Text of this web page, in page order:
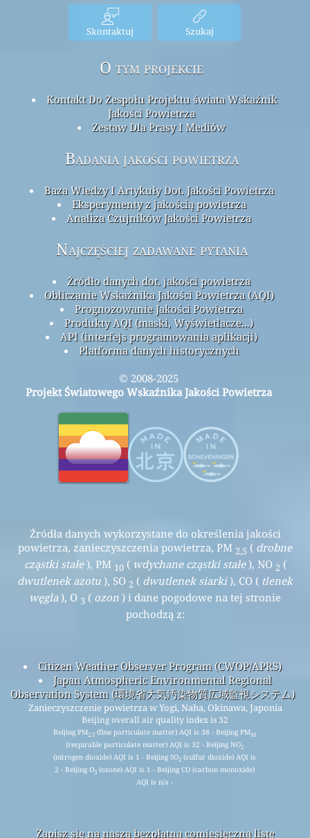
Skontaktuj Szukaj
O tym projekcie
Kontakt Do Zespołu Projektu świata Wskaźnik
Jakości Powietrza
Zestaw Dla Prasy I Mediów
Badania jakości powietrza
Baza Wiedzy I Artykuły Dot. Jakości Powietrza
Eksperymenty z jakością powietrza
Analiza Czujników Jakości Powietrza
Najczęściej zadawane pytania
Źródło danych dot. jakości powietrza
Obliczanie Wskaźnika Jakości Powietrza (AQI)
Prognozowanie Jakości Powietrza
Produkty AQI (maski, Wyświetlacze...)
API (interfejs programowania aplikacji)
Platforma danych historycznych
© 2008-2025
Projekt Światowego Wskaźnika Jakości Powietrza
Źródła danych wykorzystane do określenia jakości
powietrza, zanieczyszczenia powietrza, PM 2,5 ( drobne
cząstki stałe), PM 10( wdychane cząstki stałe), NO 2 (
dwutlenek azotu ), SO 2 ( dwutlenek siarki), CO ( tlenek
węgla), O 3 ( ozon ) i dane pogodowe na tej stronie
pochodzą z:
Citizen Weather Observer Program (CWOP/APRS)
Japan Atmospheric Environmental Regional
Observation System (環境省大気汚染物質広域監視システム)
Zanieczyszczenie powietrza w Yogi, Naha, Okinawa, Japonia
Beijing overall air quality index is 32
Beijing PM2.5 (fine particulate matter) AQI is 38 - Beijing PM10
(respirable particulate matter) AQI is 32 - Beijing NO2
(nitrogen dioxide) AQI is 1 - Beijing SO2 (sulfur dioxide) AQI is
2 - Beijing O3 (ozone) AQI is 1 - Beijing CO (carbon monoxide)
AQI is n/a -
Zapisz się na naszą bezpłatną comiesięczną listę